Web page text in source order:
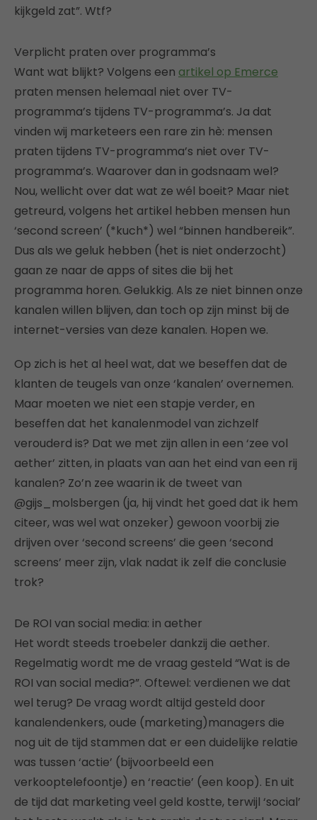
kijkgeld zat”. Wtf?
Verplicht praten over programma’s
Want wat blijkt? Volgens een artikel op Emerce
praten mensen helemaal niet over TV-
programma’s tijdens TV-programma’s. Ja dat
vinden wij marketeers een rare zin hè: mensen
praten tijdens TV-programma’s niet over TV-
programma’s. Waarover dan in godsnaam wel?
Nou, wellicht over dat wat ze wél boeit? Maar niet
getreurd, volgens het artikel hebben mensen hun
‘second screen’ (*kuch*) wel “binnen handbereik”.
Dus als we geluk hebben (het is niet onderzocht)
gaan ze naar de apps of sites die bij het
programma horen. Gelukkig. Als ze niet binnen onze
kanalen willen blijven, dan toch op zijn minst bij de
internet-versies van deze kanalen. Hopen we.
Op zich is het al heel wat, dat we beseffen dat de
klanten de teugels van onze ‘kanalen’ overnemen.
Maar moeten we niet een stapje verder, en
beseffen dat het kanalenmodel van zichzelf
verouderd is? Dat we met zijn allen in een ‘zee vol
aether’ zitten, in plaats van aan het eind van een rij
kanalen? Zo’n zee waarin ik de tweet van
@gijs_molsbergen (ja, hij vindt het goed dat ik hem
citeer, was wel wat onzeker) gewoon voorbij zie
drijven over ‘second screens’ die geen ‘second
screens’ meer zijn, vlak nadat ik zelf die conclusie
trok?
De ROI van social media: in aether
Het wordt steeds troebeler dankzij die aether.
Regelmatig wordt me de vraag gesteld “Wat is de
ROI van social media?”. Oftewel: verdienen we dat
wel terug? De vraag wordt altijd gesteld door
kanalendenkers, oude (marketing)managers die
nog uit de tijd stammen dat er een duidelijke relatie
was tussen ‘actie’ (bijvoorbeeld een
verkooptelefoontje) en ‘reactie’ (een koop). En uit
de tijd dat marketing veel geld kostte, terwijl ‘social’